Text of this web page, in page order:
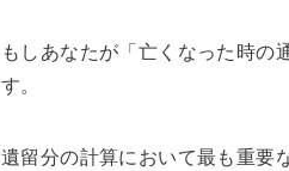
もしあなたが「亡くなった時の
す。
遺留分の計算において最も重要